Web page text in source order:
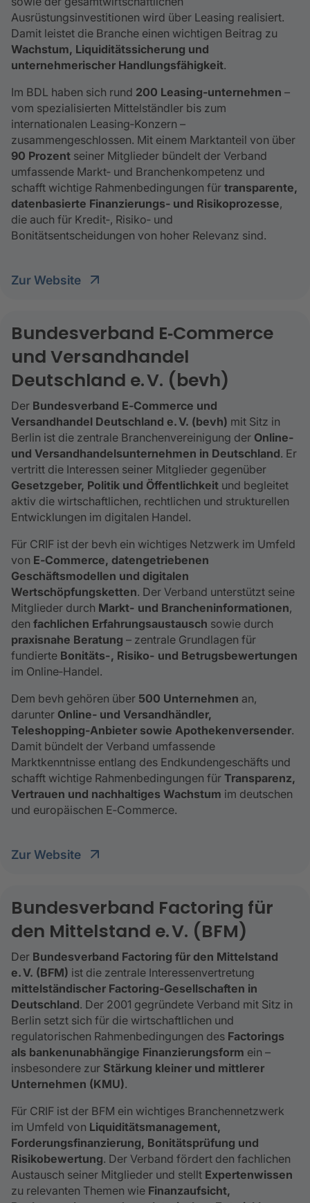
Ausrüstungsinvestitionen wird über Leasing realisiert.
Damit leistet die Branche einen wichtigen Beitrag zu
Wachstum, Liquiditätssicherung und
unternehmerischer Handlungsfähigkeit.
Im BDL haben sich rund 200 Leasing‑unternehmen –
vom spezialisierten Mittelständler bis zum
internationalen Leasing‑Konzern –
zusammengeschlossen. Mit einem Marktanteil von über
90 Prozent seiner Mitglieder bündelt der Verband
umfassende Markt‑ und Branchenkompetenz und
schafft wichtige Rahmenbedingungen für transparente,
datenbasierte Finanzierungs‑ und Risikoprozesse,
die auch für Kredit‑, Risiko‑ und
Bonitätsentscheidungen von hoher Relevanz sind.
Zur Website
Bundesverband E‑Commerce
und Versandhandel
Deutschland e. V. (bevh)
Der Bundesverband E‑Commerce und
Versandhandel Deutschland e. V. (bevh) mit Sitz in
Berlin ist die zentrale Branchenvereinigung der Online‑
und Versandhandelsunternehmen in Deutschland. Er
vertritt die Interessen seiner Mitglieder gegenüber
Gesetzgeber, Politik und Öffentlichkeit und begleitet
aktiv die wirtschaftlichen, rechtlichen und strukturellen
Entwicklungen im digitalen Handel.
Für CRIF ist der bevh ein wichtiges Netzwerk im Umfeld
von E‑Commerce, datengetriebenen
Geschäftsmodellen und digitalen
Wertschöpfungsketten. Der Verband unterstützt seine
Mitglieder durch Markt- und Brancheninformationen,
den fachlichen Erfahrungsaustausch sowie durch
praxisnahe Beratung – zentrale Grundlagen für
fundierte Bonitäts-, Risiko- und Betrugsbewertungen
im Online‑Handel.
Dem bevh gehören über 500 Unternehmen an,
darunter Online‑ und Versandhändler,
Teleshopping‑Anbieter sowie Apothekenversender.
Damit bündelt der Verband umfassende
Marktkenntnisse entlang des Endkundengeschäfts und
schafft wichtige Rahmenbedingungen für Transparenz,
Vertrauen und nachhaltiges Wachstum im deutschen
und europäischen E‑Commerce.
Zur Website
Bundesverband Factoring für
den Mittelstand e. V. (BFM)
Der Bundesverband Factoring für den Mittelstand
e. V. (BFM) ist die zentrale Interessenvertretung
mittelständischer Factoring‑Gesellschaften in
Deutschland. Der 2001 gegründete Verband mit Sitz in
Berlin setzt sich für die wirtschaftlichen und
regulatorischen Rahmenbedingungen des Factorings
als bankenunabhängige Finanzierungsform ein –
insbesondere zur Stärkung kleiner und mittlerer
Unternehmen (KMU).
Für CRIF ist der BFM ein wichtiges Branchennetzwerk
im Umfeld von Liquiditätsmanagement,
Forderungsfinanzierung, Bonitätsprüfung und
Risikobewertung. Der Verband fördert den fachlichen
Austausch seiner Mitglieder und stellt Expertenwissen
zu relevanten Themen wie Finanzaufsicht,